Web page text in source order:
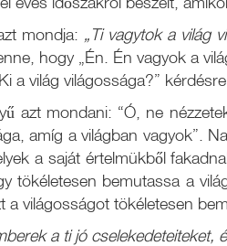
mondja: „Ti vagytok a világ
hogy „Én. Én vagyok a
a világ világossága?”
azt mondani: “Ó, ne
amíg a világban vagyok”.
a saját értelmükből
tökéletesen bemutassa a
a világosságot tökéletesen
a ti jó cselekedeteiteket,